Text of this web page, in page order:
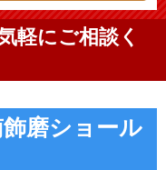
軽にご相談く
磨ショール